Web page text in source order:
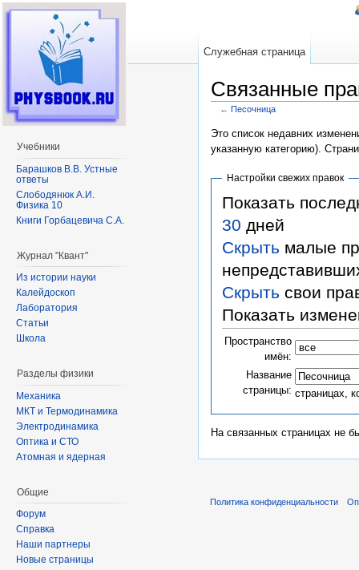
Связанные
← Песочница
Это список недавних
указанную категорию).
Настройки свежих правок
Показать
30 дней
Скрыть малые
Скрыть свои
Показать
Пространство
имён:
Название
страницы: страницах,
На связанных страницах не
Служебная страница
Учебники
Барашков В.В. Устные
ответы
Слободянюк А.И.
Физика 10
Книги Горбацевича С.А.
Журнал "Квант"
Из истории науки
Калейдоскоп
Лаборатория
Статьи
Школа
Разделы физики
Механика
МКТ и Термодинамика
Электродинамика
Оптика и СТО
Атомная и ядерная
Общие
Форум
Справка
Наши партнеры
Новые страницы
Политика конфиденциальности